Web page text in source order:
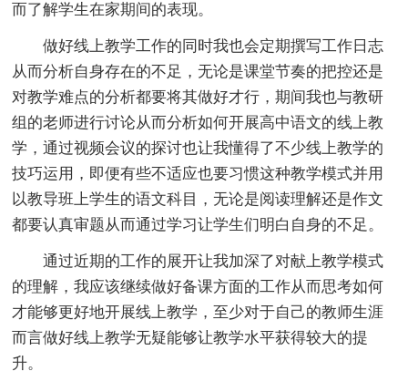
而了解学生在家期间的表现。
做好线上教学工作的同时我也会定期撰写工作日志
从而分析自身存在的不足，无论是课堂节奏的把控还是
对教学难点的分析都要将其做好才行，期间我也与教研
组的老师进行讨论从而分析如何开展高中语文的线上教
学，通过视频会议的探讨也让我懂得了不少线上教学的
技巧运用，即便有些不适应也要习惯这种教学模式并用
以教导班上学生的语文科目，无论是阅读理解还是作文
都要认真审题从而通过学习让学生们明白自身的不足。
通过近期的工作的展开让我加深了对献上教学模式
的理解，我应该继续做好备课方面的工作从而思考如何
才能够更好地开展线上教学，至少对于自己的教师生涯
而言做好线上教学无疑能够让教学水平获得较大的提
升。